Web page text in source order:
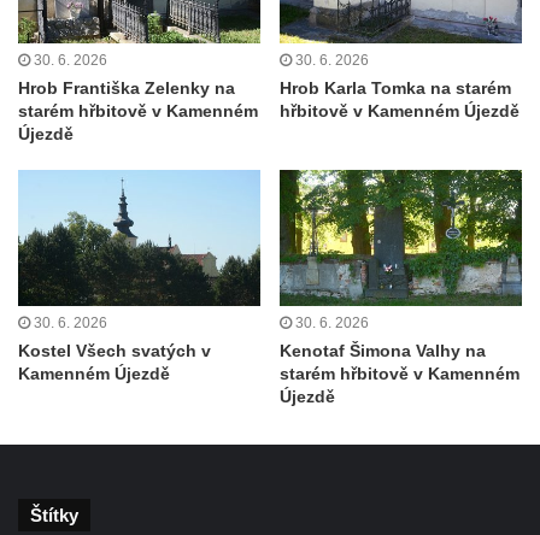
Kenotaf Edmunda Andera na hřbitově v
Krásné u Pěnčína
Hřbitovní kaple rodiny Fiedler na hřbitově v
Teplicích nad Metují
Teplicích nad Metují
Pomník obětem 2. světové války na hřbitově
v Teplicích nad Metují
Hrob Waltera Hilleho na hřbitově ve Vlčí
Hoře
Kenotaf Oskara Ringelhana na hřbitově v
Benešově nad Ploučnicí
30. 6. 2026
Hrob Františka Zelenky na
starém hřbitově v Kamenném
Újezdě
30. 6. 2026
Hrob Karla Tomka na starém
hřbitově v Kamenném Újezdě
30. 6. 2026
Kostel Všech svatých v
Kamenném Újezdě
30. 6. 2026
Kenotaf Šimona Valhy na
starém hřbitově v Kamenném
Újezdě
Štítky